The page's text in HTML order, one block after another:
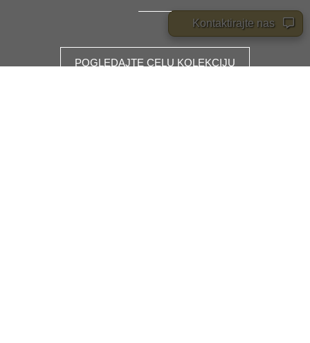
POGLEDAJTE CELU KOLEKCIJU
Kontaktirajte nas